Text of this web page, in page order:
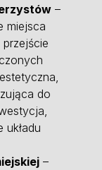
–
miejsca
do
–